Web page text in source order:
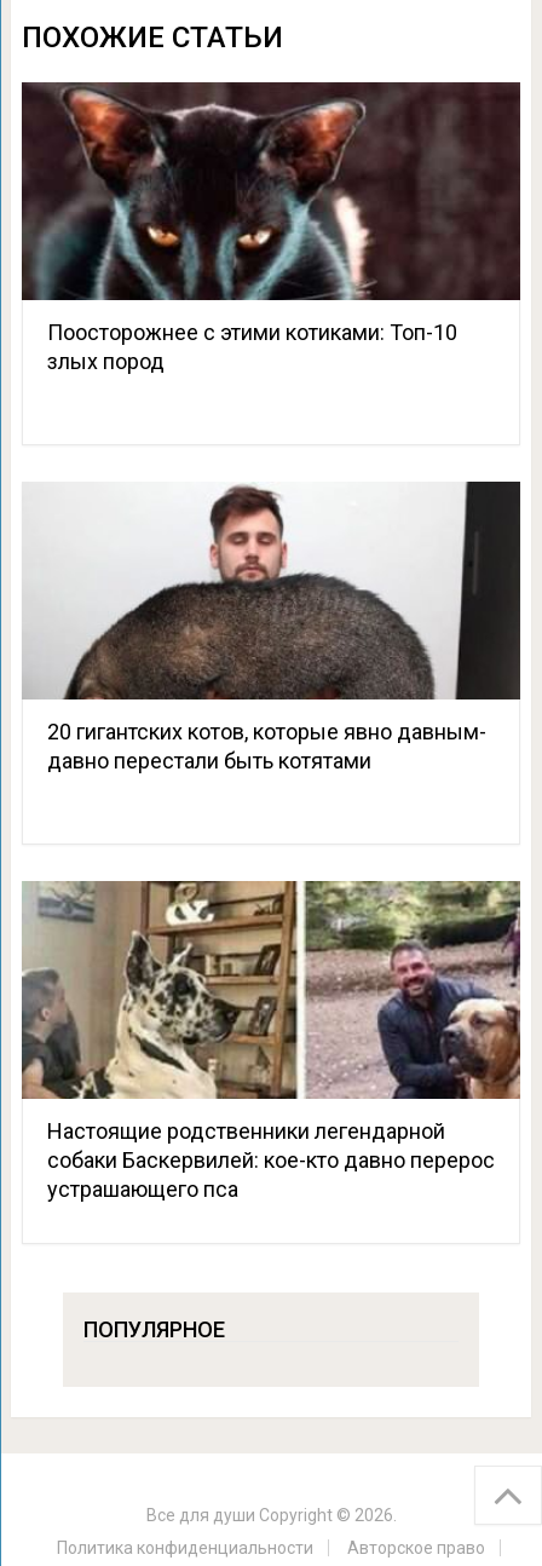
ПОХОЖИЕ СТАТЬИ
Поосторожнее с этими котиками: Топ-10
злых пород
20 гигантских котов, которые явно давным-
давно перестали быть котятами
Настоящие родственники легендарной
собаки Баскервилей: кое-кто давно перерос
устрашающего пса
ПОПУЛЯРНОЕ
Все для души Copyright © 2026.
Политика конфиденциальности
Авторское право